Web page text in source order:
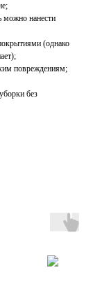
можно нанести
(однако
повреждениям;
без